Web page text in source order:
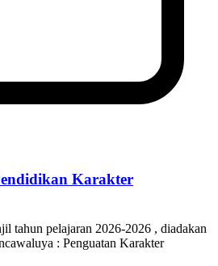
Karakter
tahun pelajaran 2026-2026 , diadakan
: Penguatan Karakter